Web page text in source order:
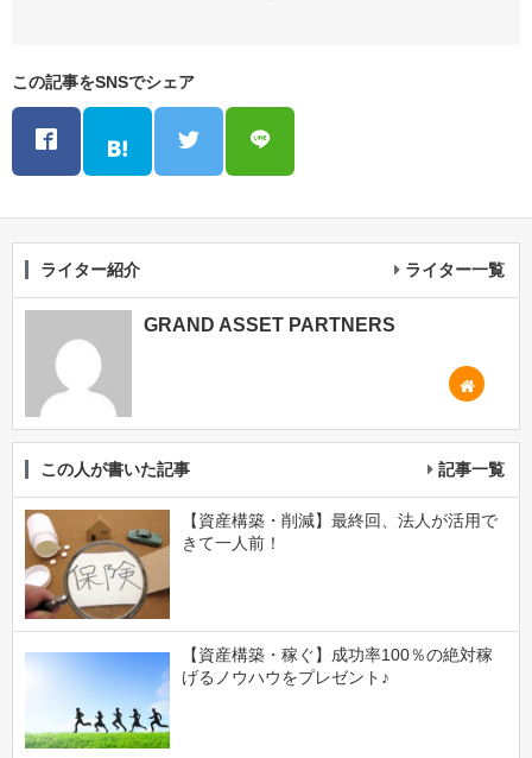
この記事をSNSでシェア
ライター紹介 ライター一覧
GRAND ASSET PARTNERS
この人が書いた記事 記事一覧
【資産構築・削減】最終回、法人が活用で
きて一人前！
【資産構築・稼ぐ】成功率100％の絶対稼
げるノウハウをプレゼント♪